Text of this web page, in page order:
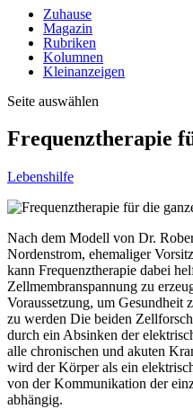
Zuhause
Magazin
Rubriken
Kolumnen
Kleinanzeigen
Seite auswählen
Frequenztherapie
Lebenshilfe
Nach dem Modell von Dr.
Nordenstrom, ehemaliger
kann Frequenztherapie dabei
Zellmembranspannung zu
Voraussetzung, um Gesundheit
zu werden Die beiden
durch ein Absinken der
alle chronischen und akuten
wird der Körper als ein
von der Kommunikation der
abhängig.